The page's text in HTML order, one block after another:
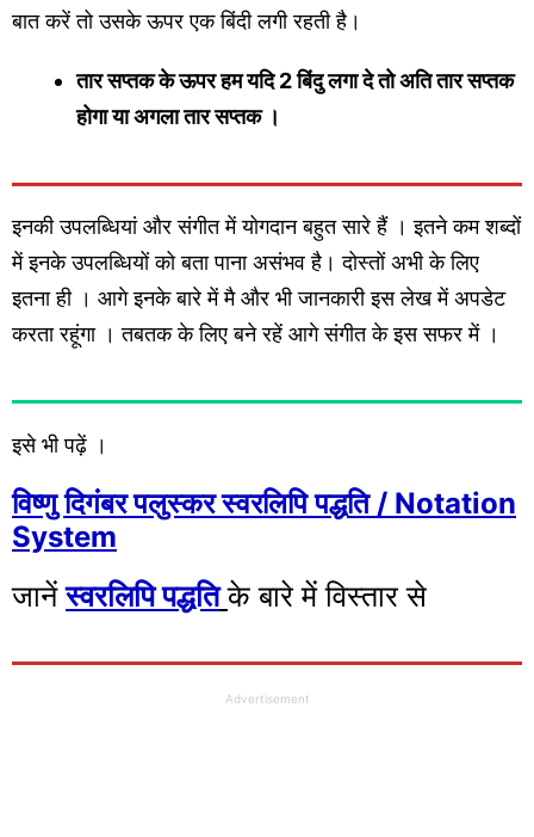
बात करें तो उसके ऊपर एक बिंदी लगी रहती है।
तार सप्तक के ऊपर हम यदि 2 बिंदु लगा दे तो अति तार सप्तक
होगाया अगला तार सप्तक ।
इनकी उपलब्धियां और संगीत में योगदान बहुत सारे हैं । इतने कम शब्दों
में इनके उपलब्धियों को बता पाना असंभवहै । दोस्तों अभी के लिए
इतना ही । आगे इनके बारे में मै और भी जानकारी इस लेख में अपडेट
करता रहूंगा । तबतक के लिए बनेरहें आगे संगीत के इस सफर में ।
इसे भी पढ़ें ।
विष्णु दिगंबर पलुस्कर स्वरलिपि पद्धति / Notation
System
जानेंस्वरलिपि पद्धति के बारे में विस्तार से
Advertisement